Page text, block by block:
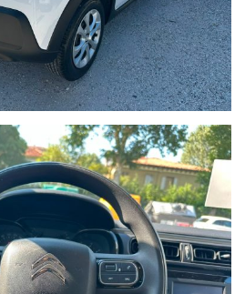
RATEALEPERMUTA USATO SU
DI 15000€
AUTO VISITA IL NOSTRO SITO
S&S Feel
cm3:1499Potenza kW/CV:
Normativa:
Euro6.d tmp